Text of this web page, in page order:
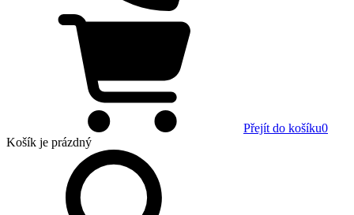
Přejít do košíku0
Košík je prázdný